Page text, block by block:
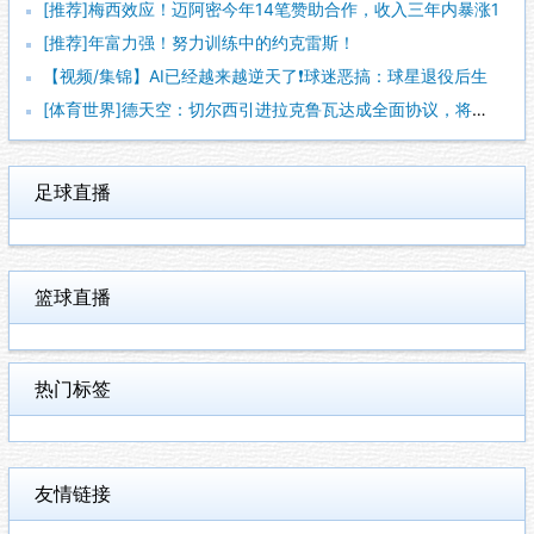
[推荐]梅西效应！迈阿密今年14笔赞助合作，收入三年内暴涨1
[推荐]年富力强！努力训练中的约克雷斯！
【视频/集锦】AI已经越来越逆天了❗️球迷恶搞：球星退役后生
[体育世界]德天空：切尔西引进拉克鲁瓦达成全面协议，将签约至
足球直播
篮球直播
热门标签
友情链接